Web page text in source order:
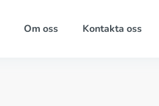
Om oss Kontakta oss